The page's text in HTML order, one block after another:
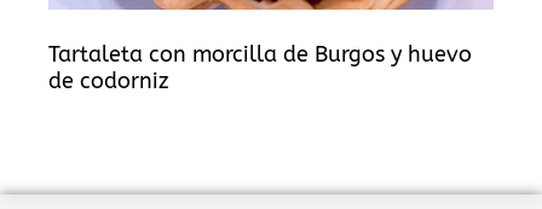
Tartaleta con morcilla de Burgos y huevo
de codorniz